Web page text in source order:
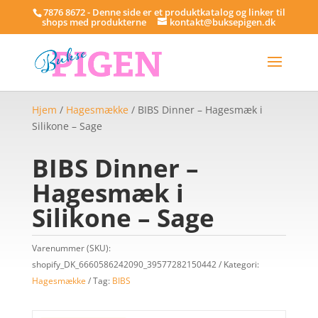
7876 8672 - Denne side er et produktkatalog og linker til
shops med produkterne kontakt@buksepigen.dk
Hjem / Hagesmække / BIBS Dinner – Hagesmæk i
Silikone – Sage
BIBS Dinner –
Hagesmæk i
Silikone – Sage
Varenummer (SKU):
shopify_DK_6660586242090_39577282150442
Kategori:
Hagesmække
Tag: BIBS